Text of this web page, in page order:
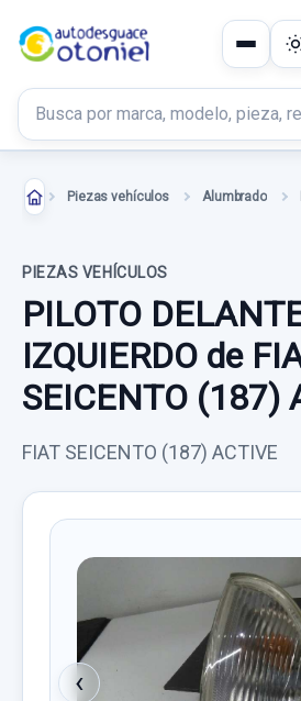
Buscar productos
Piezas vehículos Alumbrado
PIEZAS VEHÍCULOS
PILOTO
IZQUIERDO de
SEICENTO (187)
FIAT SEICENTO (187) ACTIVE
‹